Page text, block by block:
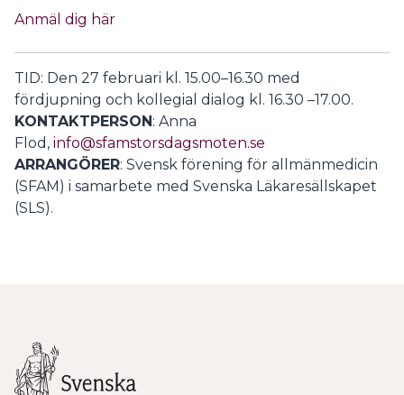
Anmäl dig här
TID: Den 27 februari kl. 15.00–16.30 med
fördjupning och kollegial dialog kl. 16.30 –17.00.
KONTAKTPERSON: Anna
Flod, info@sfamstorsdagsmoten.se
ARRANGÖRER: Svensk förening för allmänmedicin
(SFAM) i samarbete med Svenska Läkaresällskapet
(SLS).